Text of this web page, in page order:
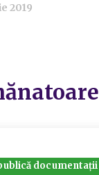
2019
documentații